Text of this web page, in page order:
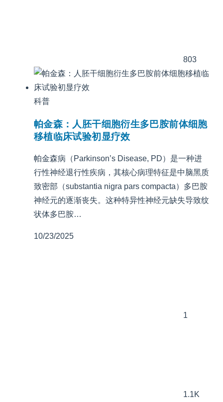
803
科普
帕金森：人胚干细胞衍生多巴胺前体细胞
移植临床试验初显疗效
帕金森病（Parkinson’s Disease, PD）是一种进
行性神经退行性疾病，其核心病理特征是中脑黑质
致密部（substantia nigra pars compacta）多巴胺
神经元的逐渐丧失。这种特异性神经元缺失导致纹
状体多巴胺…
10/23/2025
1
1.1K